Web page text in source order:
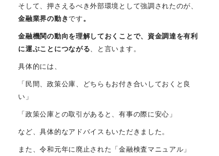
そして、押さえるべき外部環境として強調されたのが、
金融業界の動きです。
金融機関の動向を理解しておくことで、資金調達を有利
に運ぶことにつながる、と言います。
具体的には、
「民間、政策公庫、どちらもお付き合いしておくと良
い」
「政策公庫との取引があると、有事の際に安心」
など、具体的なアドバイスもいただきました。
また、令和元年に廃止された「金融検査マニュアル」